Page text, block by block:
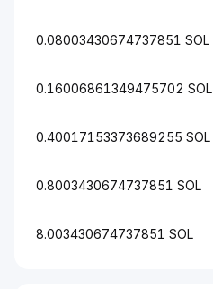
0.08003430674737851 SOL
0.16006861349475702 SOL
0.40017153373689255 SOL
0.8003430674737851 SOL
8.003430674737851 SOL